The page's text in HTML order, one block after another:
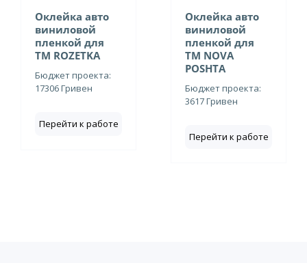
Оклейка авто
виниловой
пленкой для
ТМ ROZETKA
Бюджет проекта:
17306 Гривен
Перейти к работе
Оклейка авто
виниловой
пленкой для
ТМ NOVA
POSHTA
Бюджет проекта:
3617 Гривен
Перейти к работе